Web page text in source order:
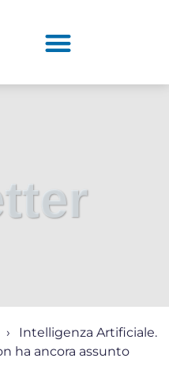
Intelligenza Artificiale.
ha ancora assunto